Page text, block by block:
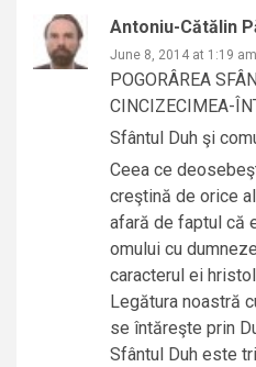
Antoniu-Cătălin
June 8, 2014 at 1:19 am
POGORÂREA
CINCIZECIMEA-
Sfântul Duh şi
Ceea ce
creştină de orice
afară de faptul că
omului cu
caracterul ei
Legătura noastră
se întăreşte prin
Sfântul Duh este